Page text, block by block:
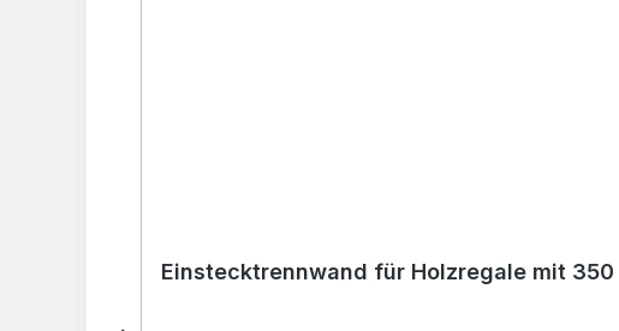
Einstecktrennwand für Holzregale mit